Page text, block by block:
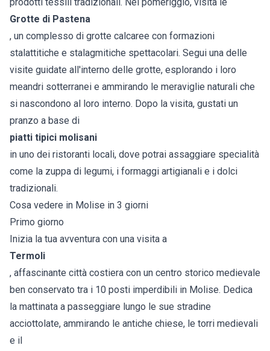
prodotti tessili tradizionali. Nel pomeriggio, visita le
Grotte di Pastena
, un complesso di grotte calcaree con formazioni
stalattitiche e stalagmitiche spettacolari. Segui una delle
visite guidate all'interno delle grotte, esplorando i loro
meandri sotterranei e ammirando le meraviglie naturali che
si nascondono al loro interno. Dopo la visita, gustati un
pranzo a base di
piatti tipici molisani
in uno dei ristoranti locali, dove potrai assaggiare specialità
come la zuppa di legumi, i formaggi artigianali e i dolci
tradizionali.
Cosa vedere in Molise in 3 giorni
Primo giorno
Inizia la tua avventura con una visita a
Termoli
, affascinante città costiera con un centro storico medievale
ben conservato tra i 10 posti imperdibili in Molise. Dedica
la mattinata a passeggiare lungo le sue stradine
acciottolate, ammirando le antiche chiese, le torri medievali
e il